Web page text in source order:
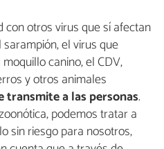
otros virus que sí afectan
el virus que
canino, el CDV,
y otros animales
transmite a las personas.
podemos tratar a
sin riesgo para nosotros,